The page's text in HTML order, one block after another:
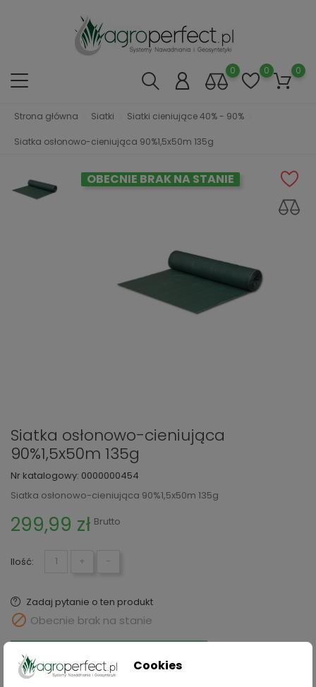
0 0 0
Strona główna Siatki Siatki cieniujące 40% - 90%
Siatka osłonowo-cieniująca 90%1,5x50m 135g
OBECNIE BRAK NA STANIE
Siatka osłonowo-cieniująca
90%1,5x50m 135g
Nr katalogowy: 0000000454
Siatka osłonowo-cieniująca 90%1,5x50m 135g
299,99 zł Brutto
Ilość: + −
Zadaj pytanie o ten produkt
 Obecnie brak na stanie
DODAJ DO KOSZYKA
Cookies